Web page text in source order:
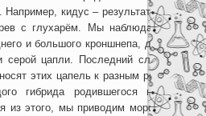
Например, кидус – результат
с глухарём. Мы наблюдали
и большого кроншнепа, даже
серой цапли. Последний случай тем
этих цапель к разным родам –
гибрида родившегося на воле
из этого, мы приводим